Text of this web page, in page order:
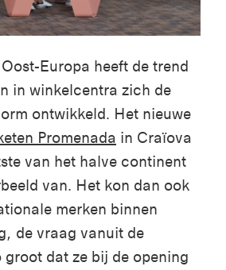
Europa heeft de trend
in winkelcentra zich de
ontwikkeld. Het nieuwe
Promenada in Craïova
van het halve continent
van. Het kon dan ook
merken binnen
de vraag vanuit de
groot dat ze bij de opening